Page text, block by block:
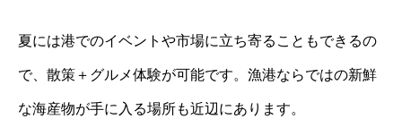
夏には港でのイベントや市場に立ち寄ることもできるの
で、散策＋グルメ体験が可能です。漁港ならではの新鮮
な海産物が手に入る場所も近辺にあります。